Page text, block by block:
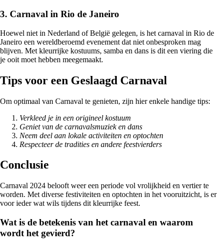
3. Carnaval in Rio de Janeiro
Hoewel niet in Nederland of België gelegen, is het carnaval in Rio de
Janeiro een wereldberoemd evenement dat niet onbesproken mag
blijven. Met kleurrijke kostuums, samba en dans is dit een viering die
je ooit moet hebben meegemaakt.
Tips voor een Geslaagd Carnaval
Om optimaal van Carnaval te genieten, zijn hier enkele handige tips:
Verkleed je in een origineel kostuum
Geniet van de carnavalsmuziek en dans
Neem deel aan lokale activiteiten en optochten
Respecteer de tradities en andere feestvierders
Conclusie
Carnaval 2024 belooft weer een periode vol vrolijkheid en vertier te
worden. Met diverse festiviteiten en optochten in het vooruitzicht, is er
voor ieder wat wils tijdens dit kleurrijke feest.
Wat is de betekenis van het carnaval en waarom
wordt het gevierd?